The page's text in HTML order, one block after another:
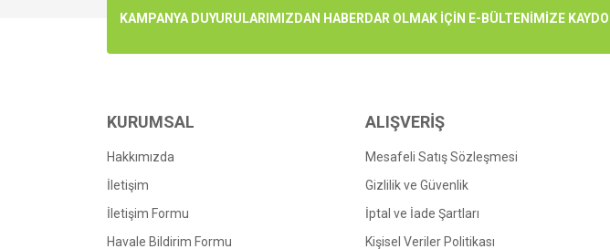
Ürün resmi kalitesiz, bozuk veya görüntülenemiyor.
Bu ürüne benzer farklı alternatifler olmalı.
KAMPANYA DUYURULARIMIZDAN HABERDAR OLMAK İÇİN E-BÜLTENİMİZE
KURUMSAL
Hakkımızda
İletişim
İletişim Formu
Havale Bildirim Formu
ALIŞVERİŞ
Mesafeli Satış Sözleşmesi
Gizlilik ve Güvenlik
İptal ve İade Şartları
Kişisel Veriler Politikası